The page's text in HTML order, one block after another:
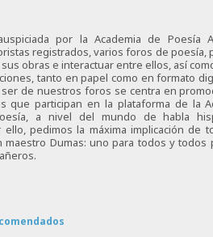
por la Academia de Poesía
registrados, varios foros de poesía,
obras e interactuar entre ellos, así
tanto en papel como en formato
de nuestros foros se centra en
que participan en la plataforma de la
a nivel del mundo de habla
pedimos la máxima implicación de
maestro Dumas: uno para todos y todos